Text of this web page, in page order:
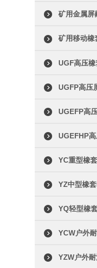
矿用移动橡
UGF高压
UGFP高压
YC重型橡
YZ中型橡
YQ轻型橡
YCW户外
YZW户外